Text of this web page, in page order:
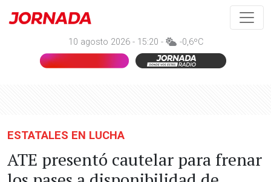
10 agosto 2026 - 15:20 - -0,6ºC
ESTATALES EN LUCHA
ATE presentó cautelar para frenar